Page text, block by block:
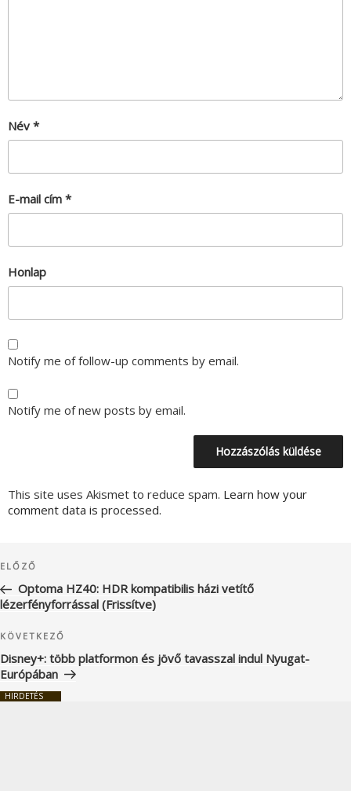
Név *
E-mail cím *
Honlap
Notify me of follow-up comments by email.
Notify me of new posts by email.
This site uses Akismet to reduce spam. Learn how your
comment data is processed.
navigáció
Korábbi
bejegyzés
ELŐZŐ
Optoma HZ40: HDR kompatibilis házi vetítő
lézerfényforrással (Frissítve)
Következő
bejegyzés
KÖVETKEZŐ
Disney+: több platformon és jövő tavasszal indul Nyugat-
Európában
HIRDETÉS